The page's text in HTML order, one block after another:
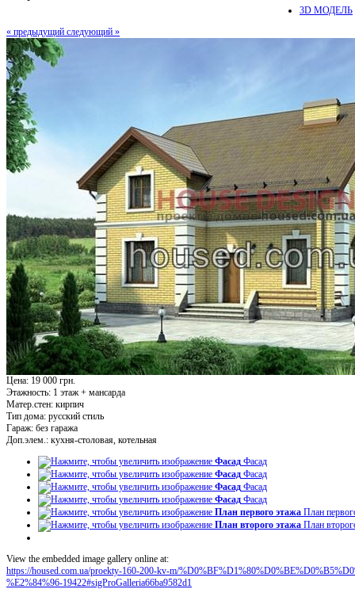
3D МОДЕЛЬ
« предыдущий следующий »
Цена: 19 000 грн.
Этажность: 1 этаж + мансарда
Матер.стен: кирпич
Тип дома: русский стиль
Гараж: без гаража
Доп.элем.: кухня-столовая, котельная
Фасад Фасад
Фасад Фасад
Фасад Фасад
Фасад Фасад
План первого этажа План
План второго этажа План
View the embedded image gallery online at:
https://housed.com.ua/proekty-160-200-kv-m/
%E2%84%96-19422#sigProGalleria66ba9582d1